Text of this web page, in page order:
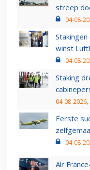
streep
04-08-
winst
04-08-
Staking
04-08-2026,
Eerste
04-08-
Air